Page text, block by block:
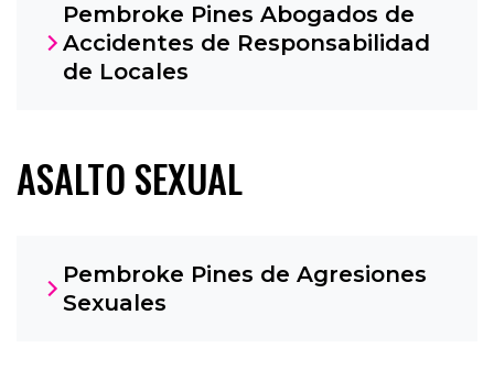
Pembroke Pines Abogados de
Accidentes de Responsabilidad
de Locales
ASALTO SEXUAL
Pembroke Pines de Agresiones
Sexuales